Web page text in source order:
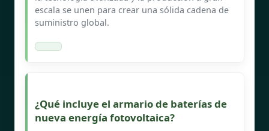
escala se unen para crear una sólida cadena de
suministro global.
¿Qué incluye el armario de baterías de
nueva energía fotovoltaica?